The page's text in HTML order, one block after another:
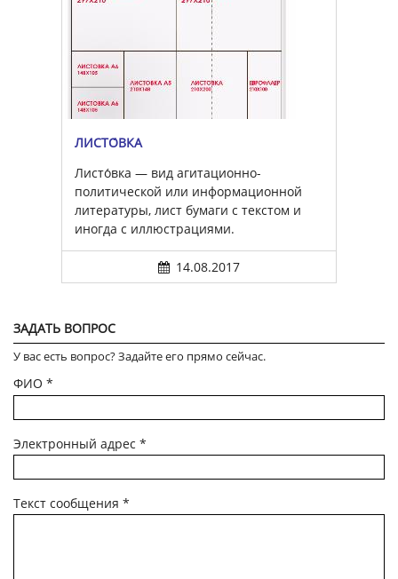
ЛИСТО́ВКА
Листо́вка — вид агитационно-
политической или информационной
литературы, лист бумаги с текстом и
иногда с иллюстрациями.
14.08.2017
ЗАДАТЬ ВОПРОС
У вас есть вопрос? Задайте его прямо сейчас.
ФИО *
Электронный адрес *
Текст сообщения *